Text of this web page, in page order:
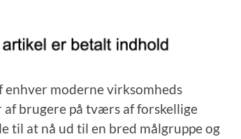
moderne virksomheds
brugere på tværs af forskellige
til at nå ud til en bred målgruppe og